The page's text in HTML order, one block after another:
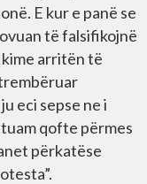
E kur e panë se
të falsifikojnë
arritën të
eci sepse ne i
qofte përmes
përkatëse